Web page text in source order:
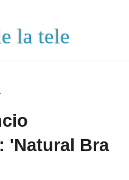
la tele
'Natural Bra